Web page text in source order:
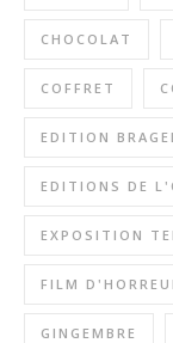
CHOCOLAT
COFFRET
EDITION
EDITIONS DE
EXPOSITION
FILM
GINGEMBRE